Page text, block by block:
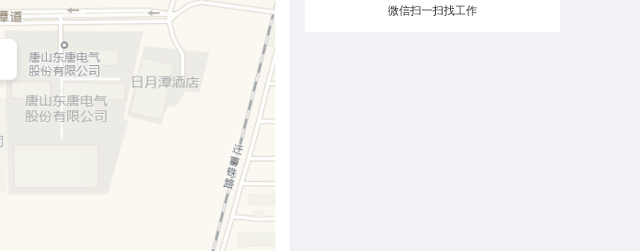
微信扫一扫找工作